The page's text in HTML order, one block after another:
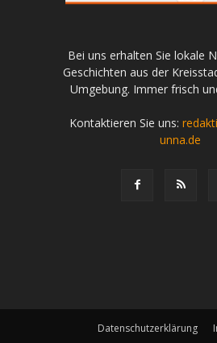
Bei uns erhalten Sie lokale
Geschichten aus der
Umgebung. Immer frisch
Kontaktieren Sie uns:
unna.de
Datenschutzerklärung